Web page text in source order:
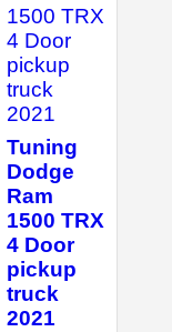
Tuning
Dodge
Ram
1500 TRX
4 Door
pickup
truck
2021